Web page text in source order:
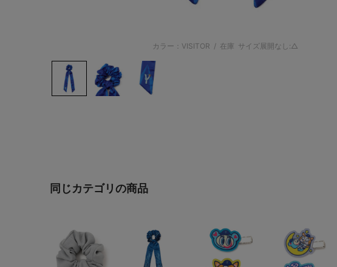
カラー：VISITOR / 在庫 サイズ展開なし:△
同じカテゴリの商品